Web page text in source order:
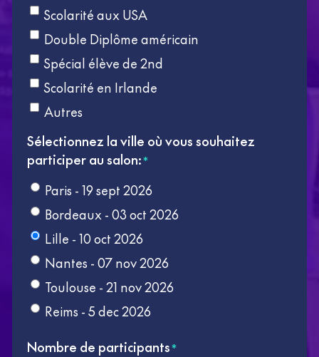
Scolarité aux USA
Double Diplôme américain
Spécial élève de 2nd
Scolarité en Irlande
Autres
Sélectionnez la ville où vous souhaitez
participer au salon:*
Paris - 19 sept 2026
Bordeaux - 03 oct 2026
Lille - 10 oct 2026
Nantes - 07 nov 2026
Toulouse - 21 nov 2026
Reims - 5 dec 2026
Nombre de participants*